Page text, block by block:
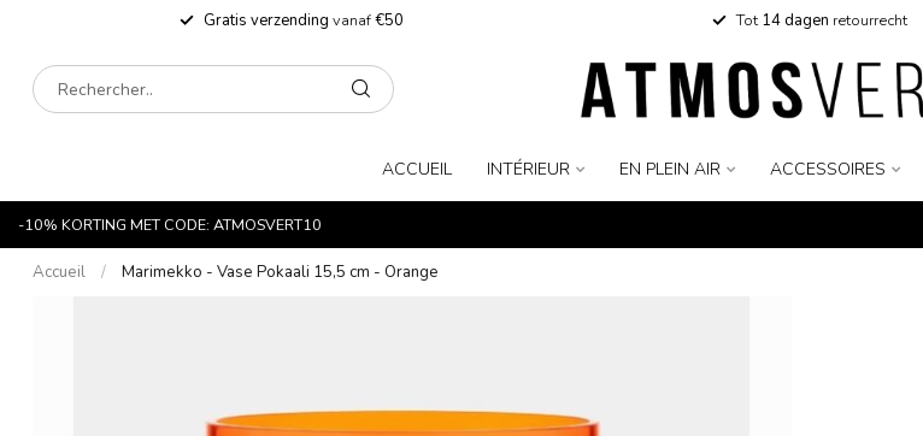
Gratis verzending vanaf€50 Tot14 dagen retourrecht
ACCUEIL INTÉRIEUR EN PLEIN AIR ACCESSOIRES
-10% KORTING MET CODE: ATMOSVERT10
Accueil / Marimekko - Vase Pokaali 15,5 cm - Orange